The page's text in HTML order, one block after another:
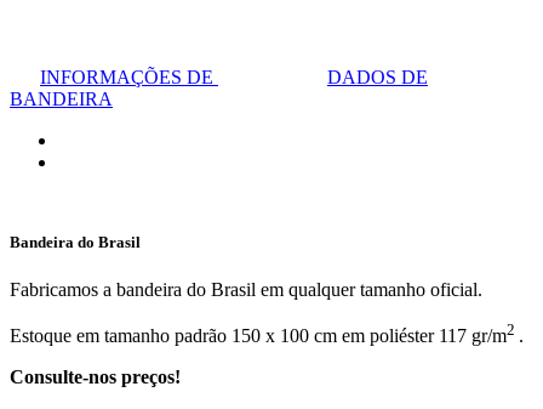
INFORMAÇÕES DE
DADOS DE
BANDEIRA
Bandeira do Brasil
Fabricamos a bandeira do Brasil em qualquer tamanho oficial.
Estoque em tamanho padrão 150 x 100 cm em poliéster 117 gr/m2 .
Consulte-nos preços!